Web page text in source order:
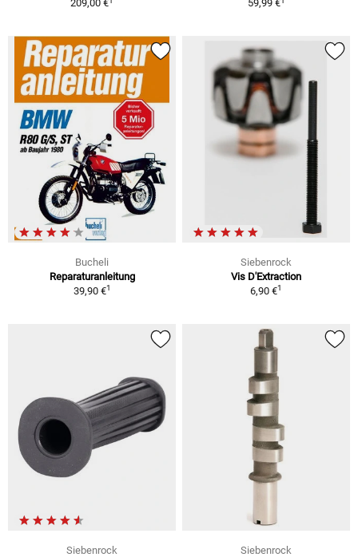
209,00 €
59,99 €
Bucheli
Reparaturanleitung
39,90 €1
Siebenrock
Vis D'Extraction
6,90 €1
Siebenrock
Siebenrock